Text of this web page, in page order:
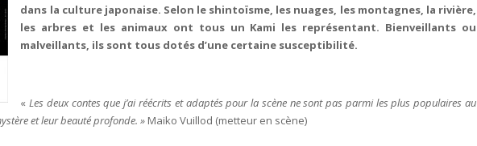
dans la culture japonaise. Selon le shintoïsme, les nuages, les montagnes, la rivière,
les arbres et les animaux ont tous un Kami les représentant. Bienveillants ou
malveillants, ils sont tous dotés d’une certaine susceptibilité.
« Les deux contes que j’ai réécrits et adaptés pour la scène ne sont pas parmi les plus populaires au
et leur beauté profonde. » Maiko Vuillod (metteur en scène)